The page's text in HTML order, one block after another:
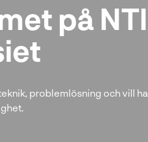
på NTI
problemlösning och vill ha